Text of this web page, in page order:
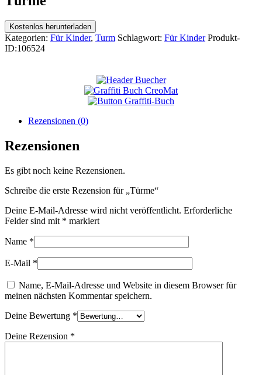
Kostenlos herunterladen
Kategorien: Für Kinder, Turm Schlagwort: Für Kinder Produkt-
ID:106524
Rezensionen (0)
Rezensionen
Es gibt noch keine Rezensionen.
Schreibe die erste Rezension für „Türme“
Deine E-Mail-Adresse wird nicht veröffentlicht. Erforderliche
Felder sind mit * markiert
Name *
E-Mail *
Name, E-Mail-Adresse und Website in diesem Browser für
meinen nächsten Kommentar speichern.
Deine Bewertung *
Deine Rezension *